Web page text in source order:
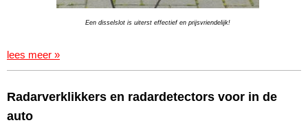
Een disselslot is uiterst effectief en prijsvriendelijk!
lees meer »
Radarverklikkers en radardetectors voor in de
auto